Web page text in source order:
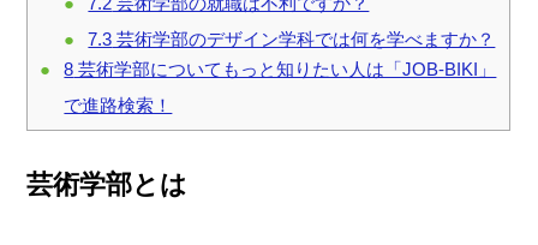
7.3 芸術学部のデザイン学科では何を学べますか？
8 芸術学部についてもっと知りたい人は「JOB-BIKI」
で進路検索！
芸術学部とは